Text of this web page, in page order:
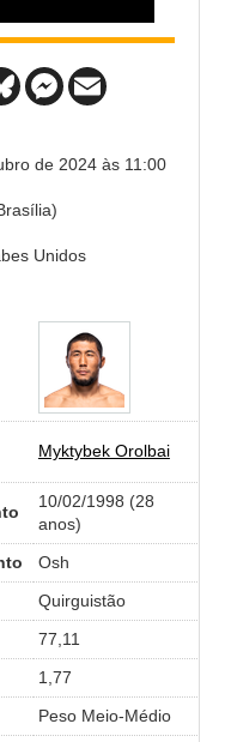
de 2024 às 11:00
Unidos
Myktybek Orolbai
10/02/1998 (28
anos)
Osh
Quirguistão
77,11
1,77
Peso Meio-Médio